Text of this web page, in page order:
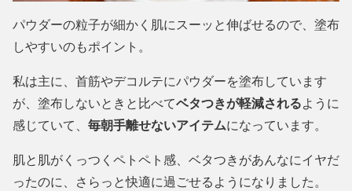
パウダーの粒子が細かく肌にスーッと伸ばせるので、塗布
しやすいのもポイント。
私は主に、首筋やデコルテにパウダーを塗布しています
が、塗布しないときと比べてベタつきが軽減されるように
感じていて、 毎朝手離せないアイテムになっています。
肌と肌がくっつくペトペト感、ベタつきがあんなにイヤだ
ったのに、さらっと快適に過ごせるようになりました。